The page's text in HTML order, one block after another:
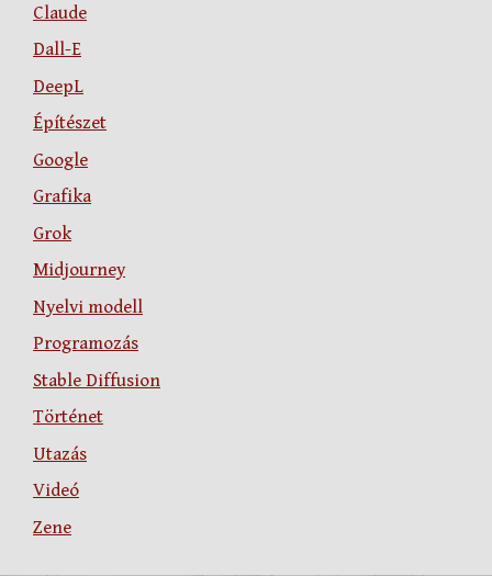
Claude
Dall-E
DeepL
Építészet
Google
Grafika
Grok
Midjourney
Nyelvi modell
Programozás
Stable Diffusion
Történet
Utazás
Videó
Zene